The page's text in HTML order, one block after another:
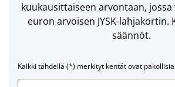
kuukausittaiseen arvontaan,
euron arvoisen JYSK-lahjakortin.
säännöt.
Kaikki tähdellä (*) merkityt kentät ovat